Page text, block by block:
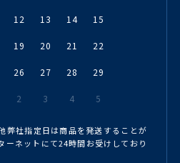
12 13 14 15
19 20 21 22
26 27 28 29
2 3 4 5
弊社指定日は商品を発送することが
ーネットにて24時間お受けしており